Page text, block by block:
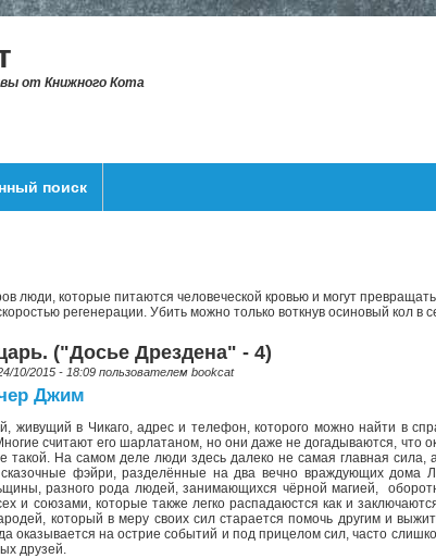
от Книжного Кота
поиск
люди, которые питаются человеческой кровью и могут
регенерации. Убить можно только воткнув осиновый кол
("Досье Дрездена" - 4)
10/2015 - 18:09 пользователемbookcat
Джим
живущий в Чикаго, адрес и телефон, которого можно найти в
считают его шарлатаном, но они даже не догадываются,
такой. На самом деле люди здесь далеко не самая главная
сказочные фэйри, разделённые на два вечно враждующих
разного рода людей, занимающихся чёрной магией,
и союзами, которые также легко распадаюстся как и
который в меру своих сил старается помочь другим и
оказывается на острие событий и под прицелом сил, часто
друзей.